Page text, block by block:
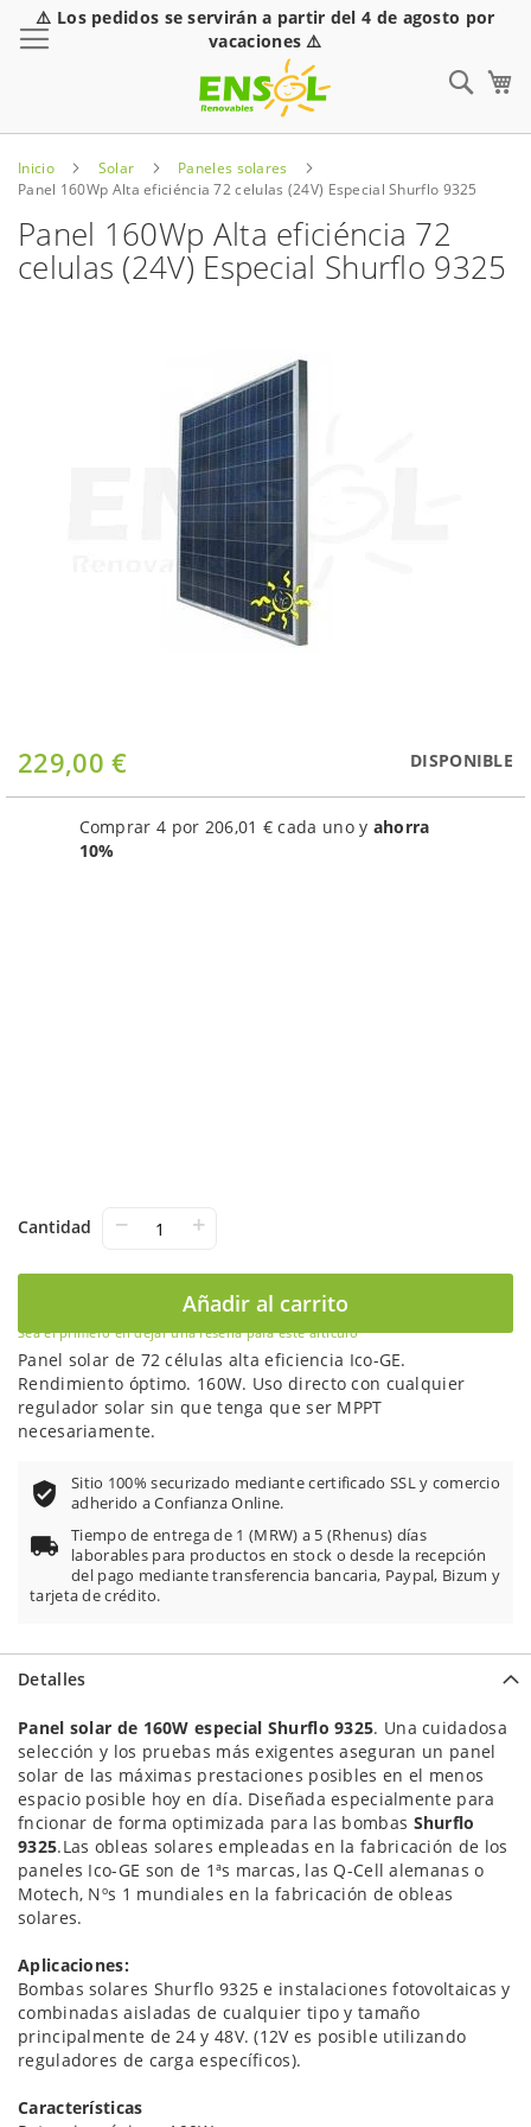
⚠️ Los pedidos se servirán a partir del 4 de agosto por
vacaciones ⚠️
Inicio Solar
Paneles solares
Panel 160Wp Alta eficiéncia 72 celulas (24V) Especial Shurflo 9325
Panel 160Wp Alta eficiéncia 72
celulas (24V) Especial Shurflo 9325
229,00 € DISPONIBLE
Comprar 4 por 206,01 € cada uno y ahorra
10%
Cantidad − +
Añadir al carrito
Saltar
al
comienzo
Sea el primero en dejar una reseña para este artículo
Panel solar de 72 células alta eficiencia Ico-GE.
Rendimiento óptimo. 160W. Uso directo con cualquier
regulador solar sin que tenga que ser MPPT
necesariamente.
Sitio 100% securizado mediante certificado SSL y comercio
adherido a Confianza Online.
Tiempo de entrega de 1 (MRW) a 5 (Rhenus) días
laborables para productos en stock o desde la recepción
del pago mediante transferencia bancaria, Paypal, Bizum y
tarjeta de crédito.
Detalles
Panel solar de 160W especial Shurflo 9325. Una cuidadosa
selección y los pruebas más exigentes aseguran un panel
solar de las máximas prestaciones posibles en el menos
espacio posible hoy en día. Diseñada especialmente para
fncionar de forma optimizada para las bombas Shurflo
9325.Las obleas solares empleadas en la fabricación de los
paneles Ico-GE son de 1ªs marcas, las Q-Cell alemanas o
Motech, Nºs 1 mundiales en la fabricación de obleas
solares.
Aplicaciones:
Bombas solares Shurflo 9325 e instalaciones fotovoltaicas y
combinadas aisladas de cualquier tipo y tamaño
principalmente de 24 y 48V. (12V es posible utilizando
reguladores de carga específicos).
Características